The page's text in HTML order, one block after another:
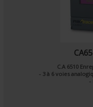
C.A 6510
- 3 à 6 voies
-